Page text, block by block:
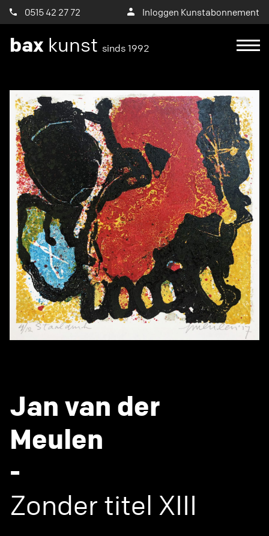
0515 42 27 72 Inloggen Kunstabonnement
bax kunst sinds 1992
Jan van der
Meulen
-
Zonder titel XIII